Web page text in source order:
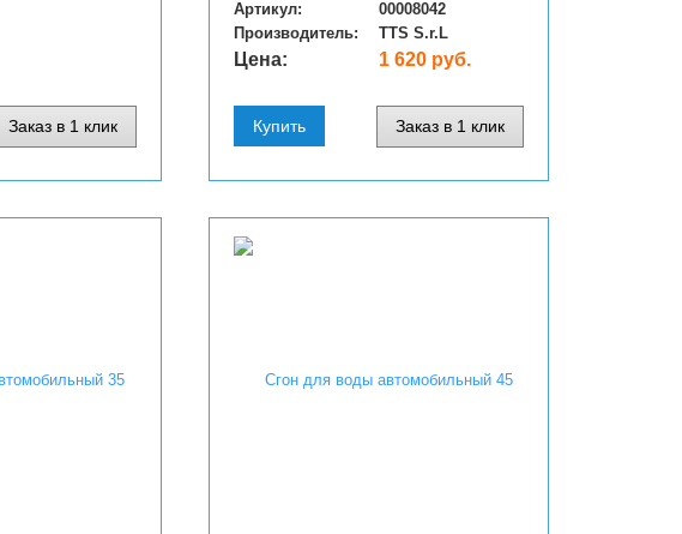
Заказ в 1 клик
Артикул:
00008042
Производитель:
TTS S.r.L
Цена: 1 620 руб.
Купить Заказ в 1 клик